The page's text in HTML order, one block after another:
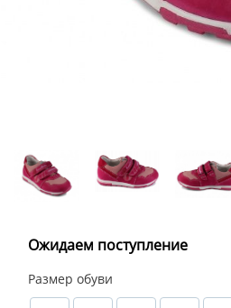
Ожидаем поступление
Размер обуви